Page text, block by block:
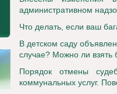
административном
Что делать, если ваш
В детском саду
случае? Можно ли взять
Порядок отмены
коммунальных услуг.